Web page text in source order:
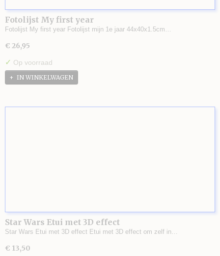
Fotolijst My first year
Fotolijst My first year Fotolijst mijn 1e jaar 44x40x1.5cm…
€ 26,95
✓ Op voorraad
IN WINKELWAGEN
Star Wars Etui met 3D effect
Star Wars Etui met 3D effect Etui met 3D effect om zelf in…
€ 13,50